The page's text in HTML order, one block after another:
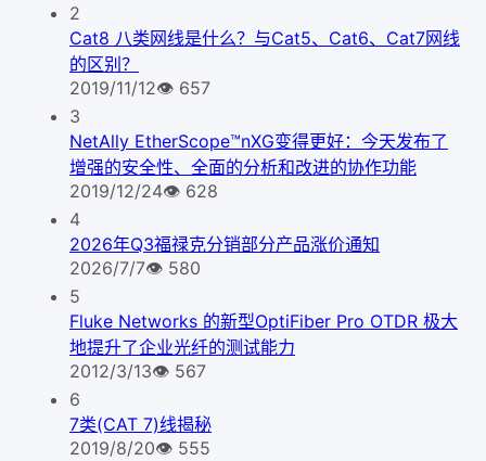
2
Cat8 八类网线是什么？与Cat5、Cat6、Cat7网线
的区别？
2019/11/12👁 657
3
NetAlly EtherScope™nXG变得更好：今天发布了
增强的安全性、全面的分析和改进的协作功能
2019/12/24👁 628
4
2026年Q3福禄克分销部分产品涨价通知
2026/7/7👁 580
5
Fluke Networks 的新型OptiFiber Pro OTDR 极大
地提升了企业光纤的测试能力
2012/3/13👁 567
6
7类(CAT 7)线揭秘
2019/8/20👁 555